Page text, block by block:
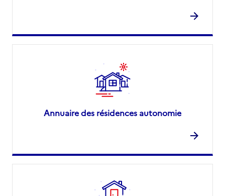
Annuaire des résidences autonomie